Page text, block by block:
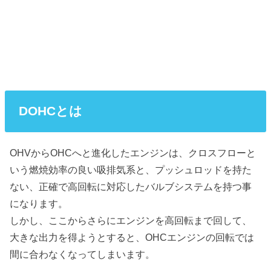
DOHCとは
OHVからOHCへと進化したエンジンは、クロスフローと
いう燃焼効率の良い吸排気系と、プッシュロッドを持た
ない、正確で高回転に対応したバルブシステムを持つ事
になります。
しかし、ここからさらにエンジンを高回転まで回して、
大きな出力を得ようとすると、OHCエンジンの回転では
間に合わなくなってしまいます。